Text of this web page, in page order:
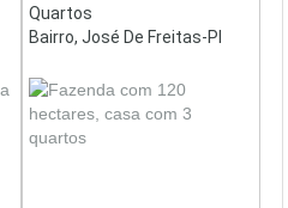
Quartos
Bairro, José De Freitas-PI